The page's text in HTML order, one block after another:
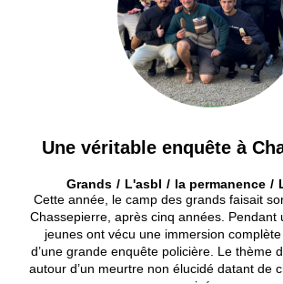
Une véritable enquête à
Grands L'asbl la permanence
Cette année, le camp des grands faisait
Chassepierre, après cinq années. Pendant
jeunes ont vécu une immersion complète
d’une grande enquête policière. Le thème
autour d’un meurtre non élucidé datant de